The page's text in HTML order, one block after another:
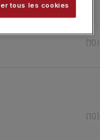
(10)
(10)
tous les cookies